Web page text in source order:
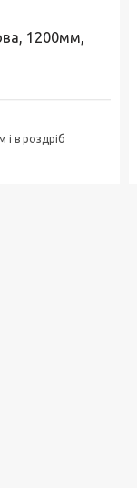
1200мм,
і в роздріб